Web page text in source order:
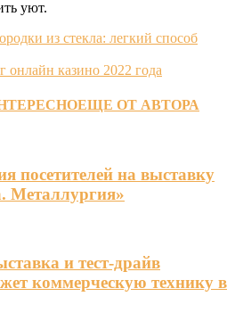
уют.
из стекла: легкий способ
онлайн казино 2022 года
ЕЩЕ ОТ АВТОРА
посетителей на выставку
Металлургия»
и тест-драйв
коммерческую технику в